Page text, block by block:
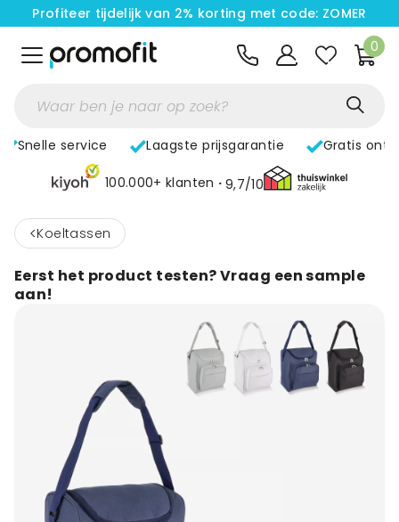
Profiteer tijdelijk van 2% korting met code: ZOMER
0
Snelle service Laagste prijsgarantie Gratis
100.000+ klanten 9,7/10
< Koeltassen
Eerst het product testen? Vraag een sample
aan!